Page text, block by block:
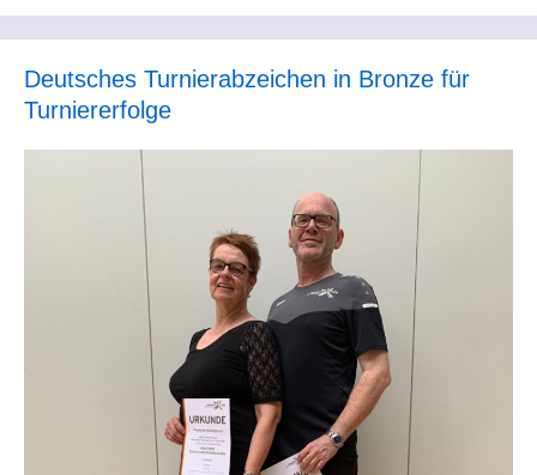
Mit großer Trauer nehmen wir Abschied von Heidi
Schröder, die am 01.07.2024 im Alter von 82 Jahren nach
kurzer schwerer Krankheit von uns gegangen ist. Heidi
Schröder war 42 Jahre lang Mitglied des TC Blau-Orange
Wiesbaden und unterstützte den Verein intensiv bei
seinen Veranstaltungen.
Ihr Engagement im Verein wird uns dauerhaft in sehr
positiver Erinnerung bleiben. Unsere Gedanken sind bei
Ihrem Ehemann und ihren Kindern in dieser schweren
Zeit des Abschieds. Möge Sie in Frieden ruhen.
Deutsches Turnierabzeichen in Bronze für
Turniererfolge